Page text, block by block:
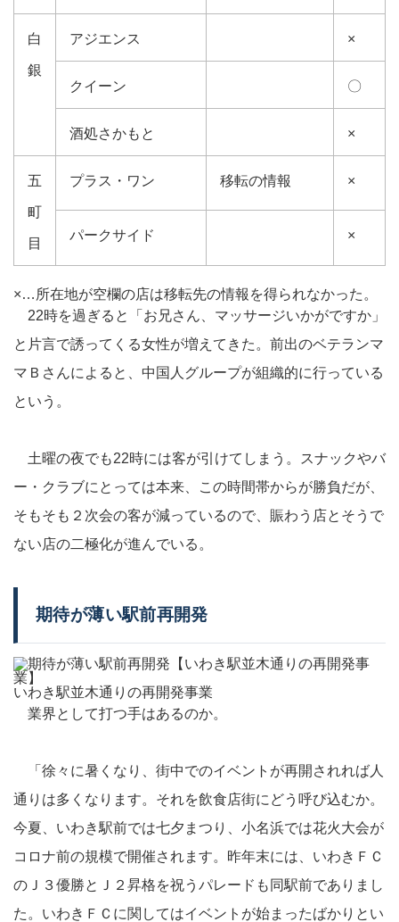
白
銀
アジエンス ×
クイーン 〇
酒処さかもと ×
五
町
目
プラス・ワン 移転の情報 ×
パークサイド ×
×…所在地が空欄の店は移転先の情報を得られなかった。
22時を過ぎると「お兄さん、マッサージいかがですか」
と片言で誘ってくる女性が増えてきた。前出のベテランマ
マＢさんによると、中国人グループが組織的に行っている
という。
土曜の夜でも22時には客が引けてしまう。スナックやバ
ー・クラブにとっては本来、この時間帯からが勝負だが、
そもそも２次会の客が減っているので、賑わう店とそうで
ない店の二極化が進んでいる。
期待が薄い駅前再開発
いわき駅並木通りの再開発事業
業界として打つ手はあるのか。
「徐々に暑くなり、街中でのイベントが再開されれば人
通りは多くなります。それを飲食店街にどう呼び込むか。
今夏、いわき駅前では七夕まつり、小名浜では花火大会が
コロナ前の規模で開催されます。昨年末には、いわきＦＣ
のＪ３優勝とＪ２昇格を祝うパレードも同駅前でありまし
た。いわきＦＣに関してはイベントが始まったばかりとい